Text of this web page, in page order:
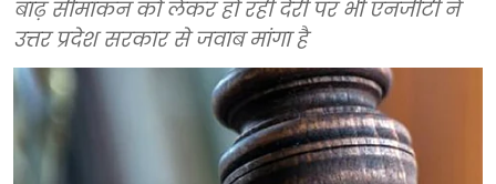
बाढ़ सीमांकन को लेकर हो रही देरी पर भी एनजीटी ने
उत्तर प्रदेश सरकार से जवाब मांगा है